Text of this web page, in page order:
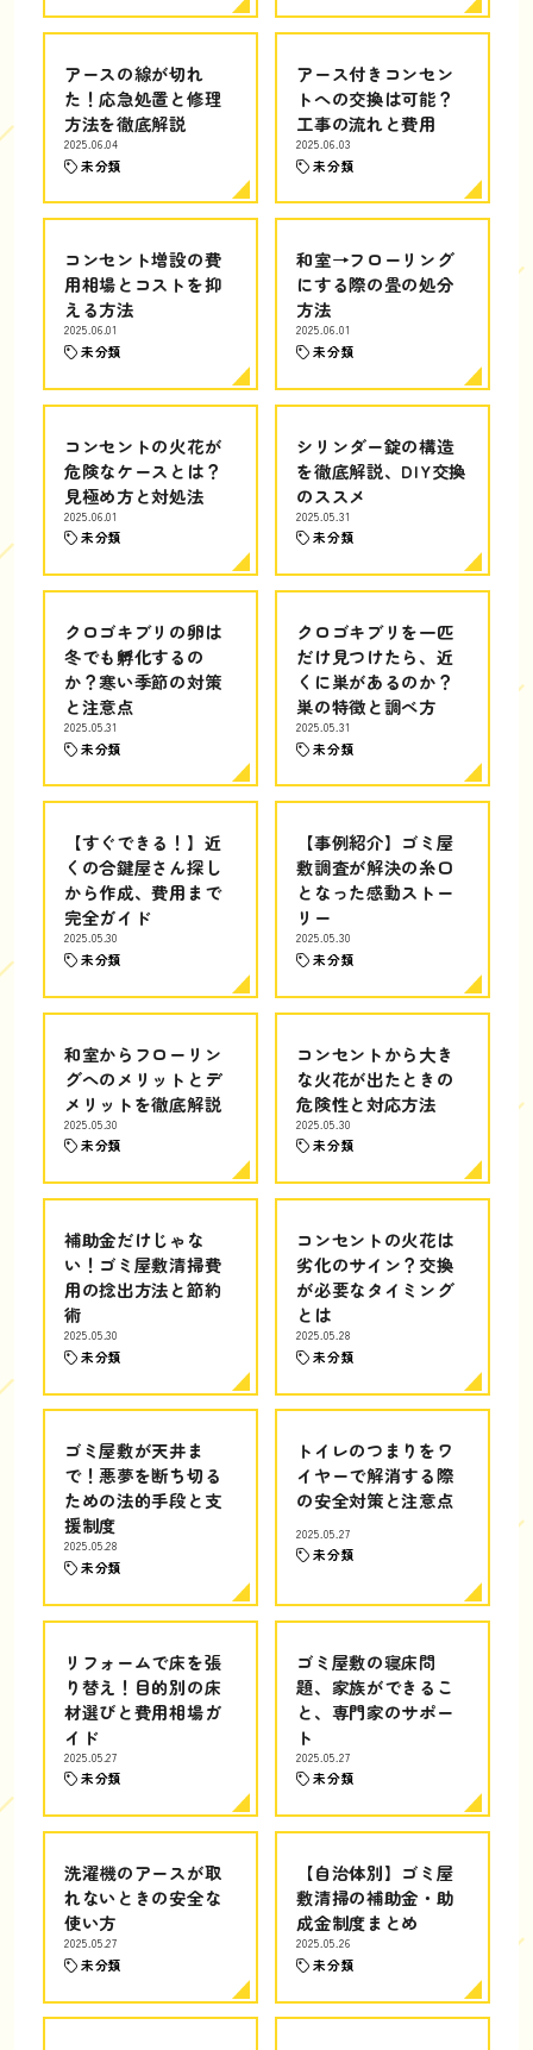
アースの線が切れ
た！応急処置と修理
方法を徹底解説
2025.06.04
未分類
アース付きコンセン
トへの交換は可能？
工事の流れと費用
2025.06.03
未分類
コンセント増設の費
用相場とコストを抑
える方法
2025.06.01
未分類
和室→フローリング
にする際の畳の処分
方法
2025.06.01
未分類
コンセントの火花が
危険なケースとは？
見極め方と対処法
2025.06.01
未分類
シリンダー錠の構造
を徹底解説、DIY交換
のススメ
2025.05.31
未分類
クロゴキブリの卵は
冬でも孵化するの
か？寒い季節の対策
と注意点
2025.05.31
未分類
クロゴキブリを一匹
だけ見つけたら、近
くに巣があるのか？
巣の特徴と調べ方
2025.05.31
未分類
【すぐできる！】近
くの合鍵屋さん探し
から作成、費用まで
完全ガイド
2025.05.30
未分類
【事例紹介】ゴミ屋
敷調査が解決の糸口
となった感動ストー
リー
2025.05.30
未分類
和室からフローリン
グへのメリットとデ
メリットを徹底解説
2025.05.30
未分類
コンセントから大き
な火花が出たときの
危険性と対応方法
2025.05.30
未分類
補助金だけじゃな
い！ゴミ屋敷清掃費
用の捻出方法と節約
術
2025.05.30
未分類
コンセントの火花は
劣化のサイン？交換
が必要なタイミング
とは
2025.05.28
未分類
ゴミ屋敷が天井ま
で！悪夢を断ち切る
ための法的手段と支
援制度
2025.05.28
未分類
トイレのつまりをワ
イヤーで解消する際
の安全対策と注意点
2025.05.27
未分類
リフォームで床を張
り替え！目的別の床
材選びと費用相場ガ
イド
2025.05.27
未分類
ゴミ屋敷の寝床問
題、家族ができるこ
と、専門家のサポー
ト
2025.05.27
未分類
洗濯機のアースが取
れないときの安全な
使い方
2025.05.27
未分類
【自治体別】ゴミ屋
敷清掃の補助金・助
成金制度まとめ
2025.05.26
未分類